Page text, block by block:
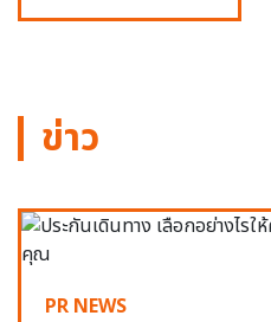
ข่าว
PR NEWS